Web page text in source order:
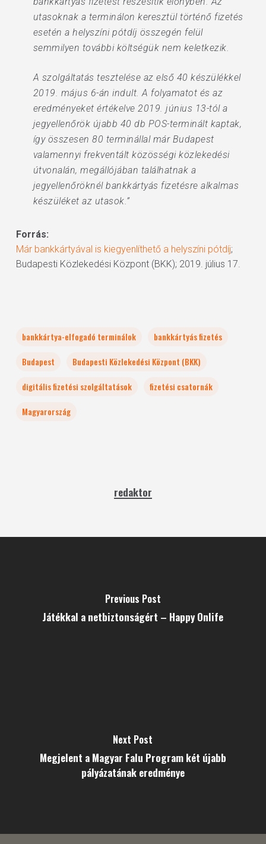
utasoknak a terminálon keresztül történő fizetés
esetén a helyszíni pótdíj összegén felül
semmilyen további költségük nem keletkezik.
A szolgáltatás tesztelése az első 40 készülékkel
2019. május 6-án indult. A folyamatot és az
eredményeket értékelve 2019. június 13-tól a
jegyellenőrök újabb 40 db POS-terminált kaptak,
így összesen 80 terminállal már Budapest
valamennyi frekventált közösségi közlekedési
útvonalán, megállójában találhatnak a
jegyellenőröknél bankkártyás fizetésre alkalmas
készüléket az utasok.”
Forrás:
Már bankkártyával is kiegyenlíthető a helyszíni pótdíj;
Budapesti Közlekedési Központ (BKK); 2019. július 17.
bankkártya-elfogadó terminálok
bankkártyás fizetés
Budapest
Budapesti Közlekedési Központ (BKK)
digitális fizetési szolgáltatások
fizetési csatornák
Magyarország
redaktor
Previous Post
Játékkal a netbiztonságért – Happy Onlife
Next Post
Megjelent a Magyar Falu Program két újabb
pályázatának eredménye